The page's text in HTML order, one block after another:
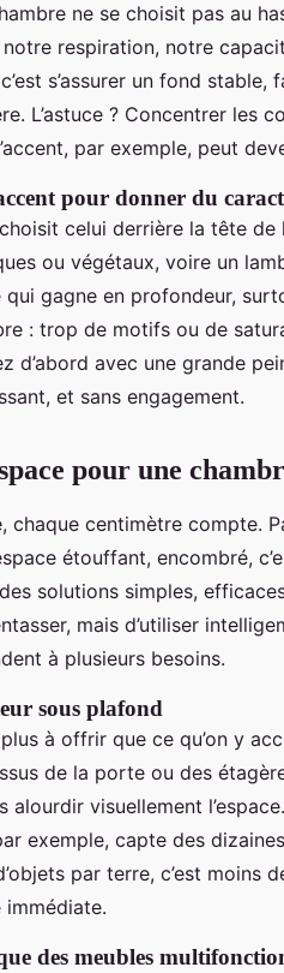
ne se choisit pas au
respiration, notre
s’assurer un fond
L’astuce ? Concentrer les
par exemple, peut
pour donner du
celui derrière la tête
ou végétaux, voire un
qui gagne en profondeur,
: trop de motifs ou de
d’abord avec une grande
et sans engagement.
pour une
chaque centimètre compte.
étouffant, encombré,
solutions simples,
mais d’utiliser
à plusieurs besoins.
sous plafond
à offrir que ce qu’on y
de la porte ou des
alourdir visuellement
exemple, capte des
par terre, c’est moins
immédiate.
des meubles